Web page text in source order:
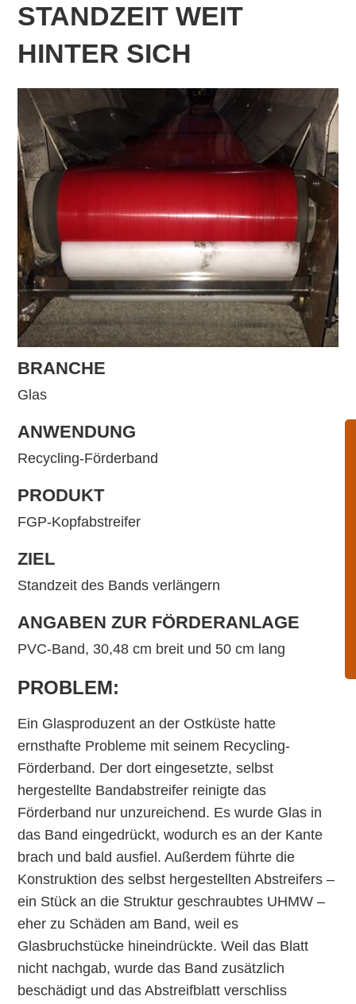
STANDZEIT WEIT
HINTER SICH
BRANCHE
Glas
ANWENDUNG
Recycling-Förderband
PRODUKT
FGP-Kopfabstreifer
ZIEL
Standzeit des Bands verlängern
ANGABEN ZUR FÖRDERANLAGE
PVC-Band, 30,48 cm breit und 50 cm lang
PROBLEM:
Ein Glasproduzent an der Ostküste hatte
ernsthafte Probleme mit seinem Recycling-
Förderband. Der dort eingesetzte, selbst
hergestellte Bandabstreifer reinigte das
Förderband nur unzureichend. Es wurde Glas in
das Band eingedrückt, wodurch es an der Kante
brach und bald ausfiel. Außerdem führte die
Konstruktion des selbst hergestellten Abstreifers –
ein Stück an die Struktur geschraubtes UHMW –
eher zu Schäden am Band, weil es
Glasbruchstücke hineindrückte. Weil das Blatt
nicht nachgab, wurde das Band zusätzlich
beschädigt und das Abstreifblatt verschliss